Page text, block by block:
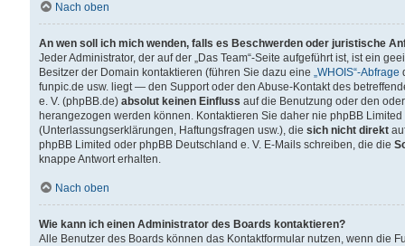
Nach oben
An wen soll ich mich wenden, falls es Beschwerden oder juristische
Jeder Administrator, der auf der „Das Team“-Seite aufgeführt ist, ist ein
Besitzer der Domain kontaktieren (führen Sie dazu eine „WHOIS“-Abfrage
funpic.de usw. liegt — den Support oder den Abuse-Kontakt des
e. V. (phpBB.de) absolut keinen Einfluss auf die Benutzung oder den
herangezogen werden können. Kontaktieren Sie daher nie phpBB
(Unterlassungserklärungen, Haftungsfragen usw.), die sich nicht direkt
phpBB Limited oder phpBB Deutschland e. V. E-Mails schreiben, die die
knappe Antwort erhalten.
Nach oben
Wie kann ich einen Administrator des Boards kontaktieren?
Alle Benutzer des Boards können das Kontaktformular nutzen, wenn die